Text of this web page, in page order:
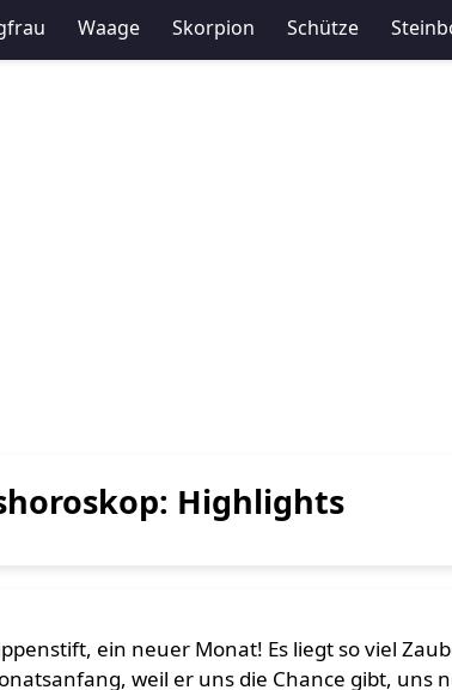
Waage Skorpion Schütze
Highlights
ein neuer Monat! Es liegt so viel
weil er uns die Chance gibt, uns